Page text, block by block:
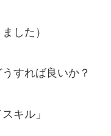
した）
すれば良いか？
キル」